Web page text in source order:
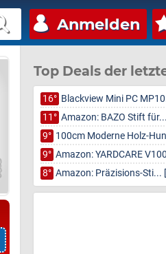
Anmelden
Top Deals der
16° Blackview Mini PC
11° Amazon: BAZO Stift für...
9° 100cm Moderne Holz-
9° Amazon: YARDCARE
8° Amazon: Präzisions-Sti...